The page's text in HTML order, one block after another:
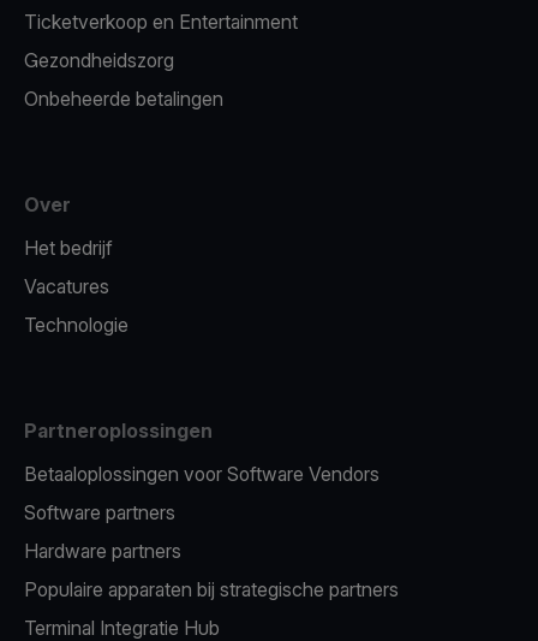
Ticketverkoop en Entertainment
Gezondheidszorg
Onbeheerde betalingen
Over
Het bedrijf
Vacatures
Technologie
Partneroplossingen
Betaaloplossingen voor Software Vendors
Software partners
Hardware partners
Populaire apparaten bij strategische partners
Terminal Integratie Hub